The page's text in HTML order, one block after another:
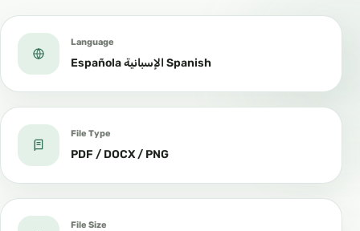
Language
Española الإسبانية Spanish
File Type
PDF / DOCX / PNG
File Size